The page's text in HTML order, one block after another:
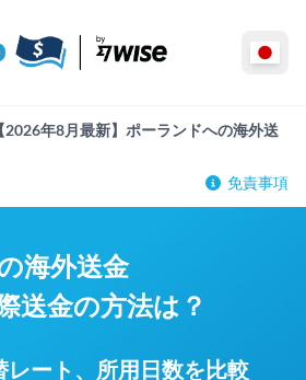
【2026年8月最新】ポーランドへの海外送
免責事項
海外送金
送金の方法は？
レート、所用日数を比較